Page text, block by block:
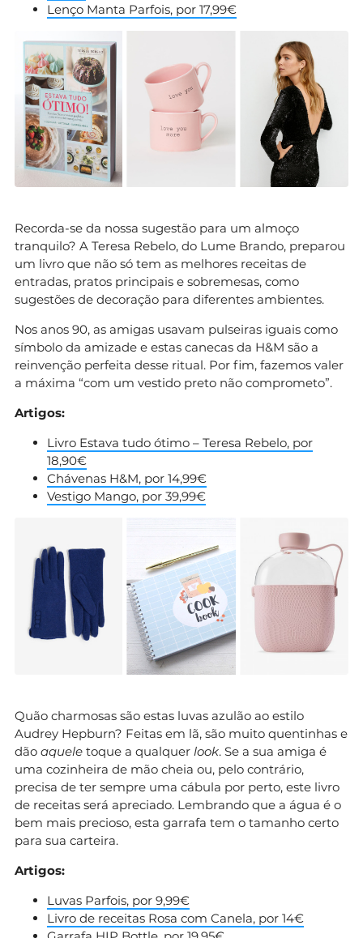
Lenço Manta Parfois, por 17,99€
Recorda-se da nossa sugestão para um almoço
tranquilo? A Teresa Rebelo, do Lume Brando, preparou
um livro que não só tem as melhores receitas de
entradas, pratos principais e sobremesas, como
sugestões de decoração para diferentes ambientes.
Nos anos 90, as amigas usavam pulseiras iguais como
símbolo da amizade e estas canecas da H&M são a
reinvenção perfeita desse ritual. Por fim, fazemos valer
a máxima “com um vestido preto não comprometo”.
Artigos:
Livro Estava tudo ótimo – Teresa Rebelo, por
18,90€
Chávenas H&M, por 14,99€
Vestigo Mango, por 39,99€
Quão charmosas são estas luvas azulão ao estilo
Audrey Hepburn? Feitas em lã, são muito quentinhas e
dão aquele toque a qualquer look. Se a sua amiga é
uma cozinheira de mão cheia ou, pelo contrário,
precisa de ter sempre uma cábula por perto, este livro
de receitas será apreciado. Lembrando que a água é o
bem mais precioso, esta garrafa tem o tamanho certo
para sua carteira.
Artigos:
Luvas Parfois, por 9,99€
Livro de receitas Rosa com Canela, por 14€